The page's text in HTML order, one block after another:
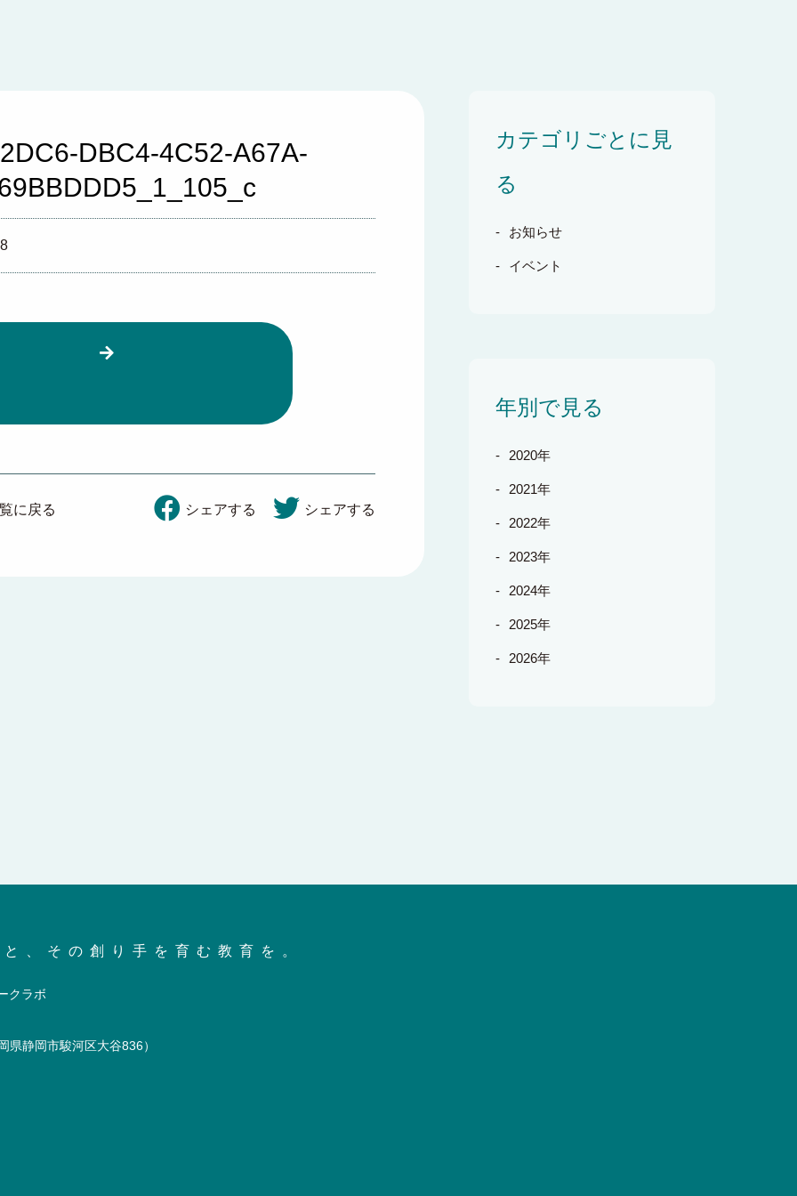
DBC4-4C52-A67A-
に戻る シェアする シェアする
カテゴリごとに見
る
お知らせ
イベント
年別で見る
2020年
2021年
2022年
2023年
2024年
2025年
2026年
、その創り手を育む教育を。
県静岡市駿河区大谷836）